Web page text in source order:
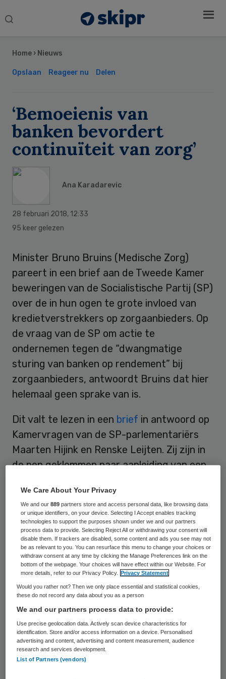
Search
Home › Nieuws
Opslaan Reageer nu Delen
‘Bemoeienis van
banken bevordert
continuïteit van zorg’
Ana Karadarevic
28 februari 2018, 12:33
95 keer gelezen
Minister Bruno Bruins (Medische Zorg)
pareert in een brief aan de Tweede Kamer
beweringen van de Socialistische Partij (SP)
over de in hun ogen te grote invloed van
kredietverstrekkers op zorgaanbieders. Op
de vraag van de SP om actie te
ondernemen tegen de “dwangmatige
sturing van banken op rendement” bij
zorgaanbieders, antwoordt Bruins dat hier
helemaal geen sprake van is.
Dit valt te lezen in een brief in antwoord op
Kamervragen van de SP-parlementariërs
Maarten Hijink en Renske Leijten. Zij zijn in
de pen geklommen naar aanleiding van een
Skipr.nl. Zij beginnen met te vragen wat de
minister ervan vindt dat kredietinstellingen
21 miljard euro aan vreemd vermogen en
ruim twee miljard euro aan werkkapitaal
hebben uitstaan bij zorginstellingen. En:
“Hoe kan het dat zorginstellingen zo veel
geld bij elkaar moeten lenen, terwijl
zorgverzekeraars een kostendekkende
premie hebben om de zorg te kunnen
financieren?”
Het bedrag van 21 miljard euro zegt
Sidebar
We Care About Your Privacy
We and our889 partners store and access personal data, like browsing data
or unique identifiers, on your device. Selecting I Accept enables tracking
technologies to support the purposes shown under we and our partners
process data to provide. Selecting Reject All or withdrawing your consent will
disable them. If trackers are disabled, some content and ads you see may not
be as relevant to you. You can resurface this menu to change your choices or
withdraw consent at any time by clicking the Manage Preferences link on the
bottom of the webpage. Your choices will have effect within our Website. For
more details, refer to our Privacy Policy.
Privacy Statement
Would you rather not? Then we only place essential and statistical cookies,
these do not record any data about you as a person
We and our partners process data to provide:
Use precise geolocation data. Actively scan device characteristics for
identification. Store and/or access information on a device. Personalised
advertising and content, advertising and content measurement, audience
research and services development.
List of Partners (vendors)